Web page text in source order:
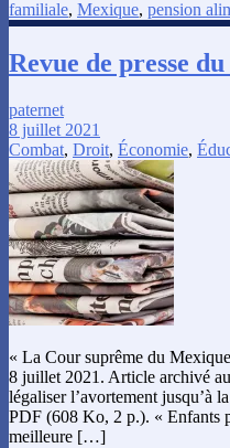
familiale, Mexique, pension
Revue de presse
paternet
8 juillet 2021
Combat, Droit, Économie,
« La Cour suprême du
8 juillet 2021. Article archivé
légaliser l’avortement jusqu’à
PDF (608 Ko, 2 p.). « Enfants
meilleure […]